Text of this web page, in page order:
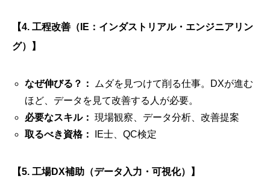
【4. 工程改善（IE：インダストリアル・エンジニアリン
グ）】
なぜ伸びる？：
ムダを見つけて削る仕事。DXが進む
ほど、データを見て改善する人が必要。
必要なスキル： 現場観察、データ分析、改善提案
取るべき資格：
IE士、QC検定
【5. 工場DX補助（データ入力・可視化）】